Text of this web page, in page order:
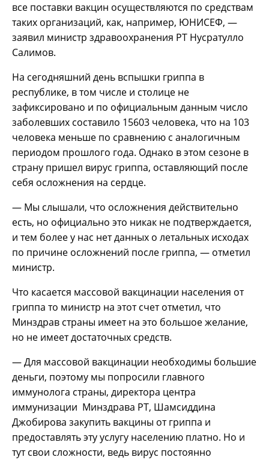
все поставки вакцин осуществляются по средствам
таких организаций, как, например, ЮНИСЕФ, —
заявил министр здравоохранения РТ Нусратулло
Салимов.
На сегодняшний день вспышки гриппа в
республике, в том числе и столице не
зафиксировано и по официальным данным число
заболевших составило 15603 человека, что на 103
человека меньше по сравнению с аналогичным
периодом прошлого года. Однако в этом сезоне в
страну пришел вирус гриппа, оставляющий после
себя осложнения на сердце.
— Мы слышали, что осложнения действительно
есть, но официально это никак не подтверждается,
и тем более у нас нет данных о летальных исходах
по причине осложнений после гриппа, — отметил
министр.
Что касается массовой вакцинации населения от
гриппа то министр на этот счет отметил, что
Минздрав страны имеет на это большое желание,
но не имеет достаточных средств.
— Для массовой вакцинации необходимы большие
деньги, поэтому мы попросили главного
иммунолога страны, директора центра
иммунизации Минздрава РТ, Шамсиддина
Джобирова закупить вакцины от гриппа и
предоставлять эту услугу населению платно. Но и
тут свои сложности, ведь вирус постоянно